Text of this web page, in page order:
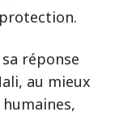
réponse
au mieux